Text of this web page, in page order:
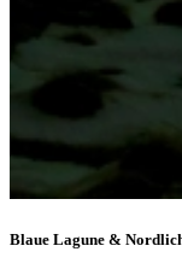
Blaue Lagune &